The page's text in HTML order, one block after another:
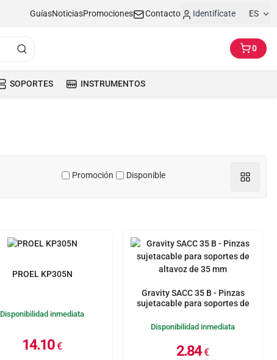
GuíasNoticiasPromociones Contacto Identifícate ES
0
SOPORTES INSTRUMENTOS
Promoción Disponible
PROEL KP305N
Disponibilidad inmediata
14.10€
Gravity SACC 35 B - Pinzas
sujetacable para soportes de
Disponibilidad inmediata
2.84€